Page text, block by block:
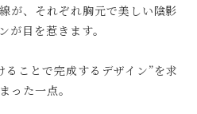
が、それぞれ胸元で美しい陰影
が目を惹きます。
ことで完成するデザイン”を求
った一点。